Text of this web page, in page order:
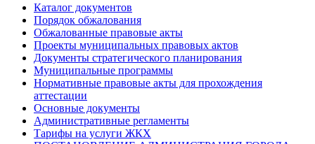
Каталог документов
Порядок обжалования
Обжалованные правовые акты
Проекты муниципальных правовых актов
Документы стратегического планирования
Муниципальные программы
Нормативные правовые акты для прохождения
аттестации
Основные документы
Административные регламенты
Тарифы на услуги ЖКХ